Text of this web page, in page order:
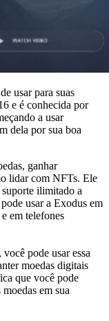
usar para suas
e é conhecida por
a usar
dela por sua boa
ganhar
lidar com NFTs. Ele
ilimitado a
usar a Exodus em
em telefones
pode usar essa
moedas digitais
que você pode
em sua